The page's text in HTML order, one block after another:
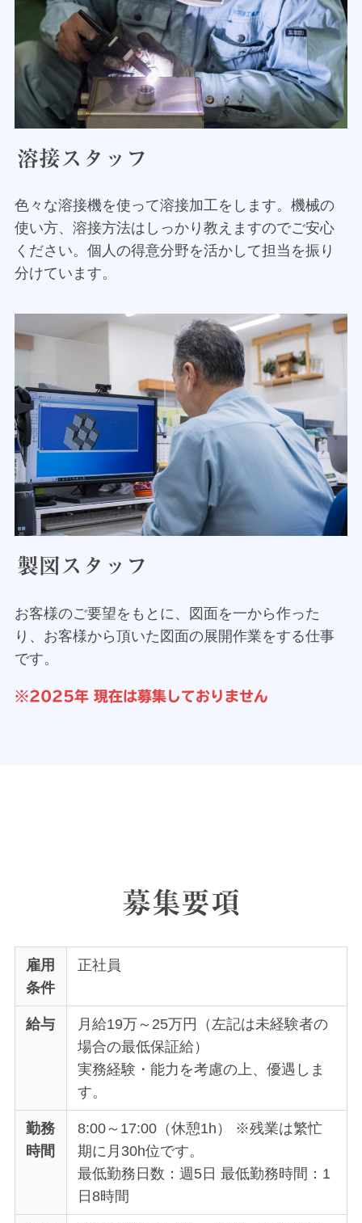
溶接スタッフ
色々な溶接機を使って溶接加工をします。機械の
使い方、溶接方法はしっかり教えますのでご安心
ください。個人の得意分野を活かして担当を振り
分けています。
製図スタッフ
お客様のご要望をもとに、図面を一から作った
り、お客様から頂いた図面の展開作業をする仕事
です。
※2025年 現在は募集しておりません
募集要項
雇用
条件
正社員
給与
月給19万～25万円（左記は未経験者の
場合の最低保証給）
実務経験・能力を考慮の上、優遇しま
す。
勤務
時間
8:00～17:00（休憩1h） ※残業は繁忙
期に月30h位です。
最低勤務日数：週5日 最低勤務時間：1
日8時間